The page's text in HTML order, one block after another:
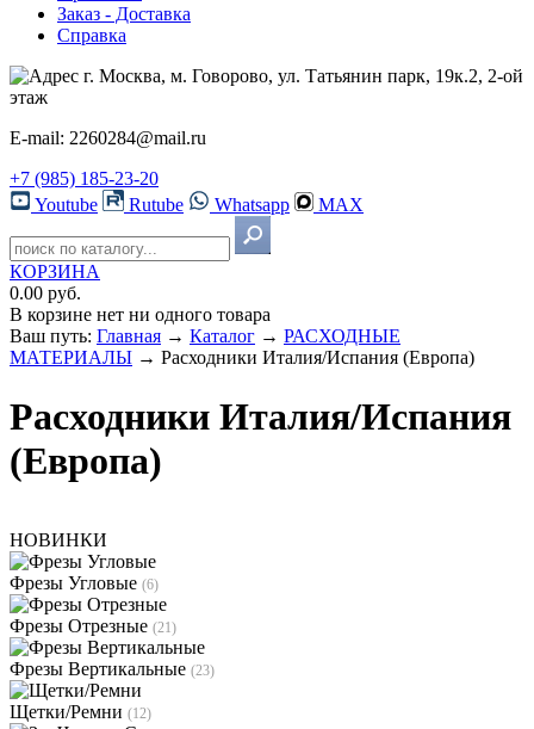
Заказ - Доставка
Справка
г. Москва, м. Говорово, ул. Татьянин парк, 19к.2, 2-ой
этаж
E-mail: 2260284@mail.ru
+7 (985) 185-23-20
Youtube
Rutube Whatsapp MAX
КОРЗИНА
0.00 руб.
В корзине нет ни одного товара
Ваш путь: Главная → Каталог → РАСХОДНЫЕ
МАТЕРИАЛЫ → Расходники Италия/Испания (Европа)
Расходники Италия/Испания
(Европа)
НОВИНКИ
Фрезы Угловые (6)
Фрезы Отрезные (21)
Фрезы Вертикальные (23)
Щетки/Ремни (12)